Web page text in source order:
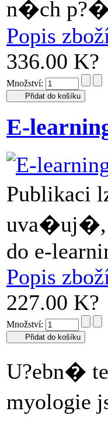
n�ch
Popis
336.00 K?
Množství:
E-
Publikaci
uva�uj�,
do e-
Popis
227.00 K?
Množství:
U?ebn�
myologie